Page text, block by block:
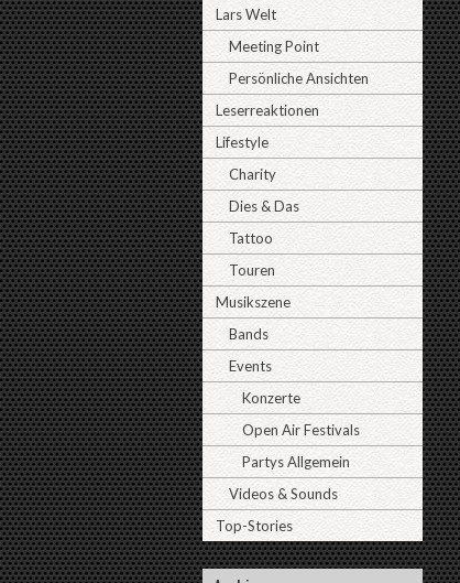
Lars Welt
Meeting Point
Persönliche Ansichten
Leserreaktionen
Lifestyle
Charity
Dies & Das
Tattoo
Touren
Musikszene
Bands
Events
Konzerte
Open Air Festivals
Partys Allgemein
Videos & Sounds
Top-Stories